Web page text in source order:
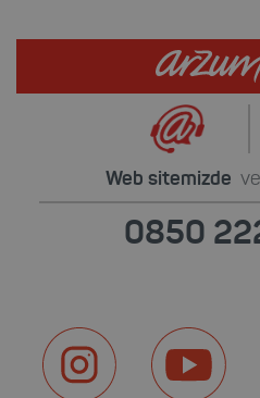
Web sitemizde ve
0850